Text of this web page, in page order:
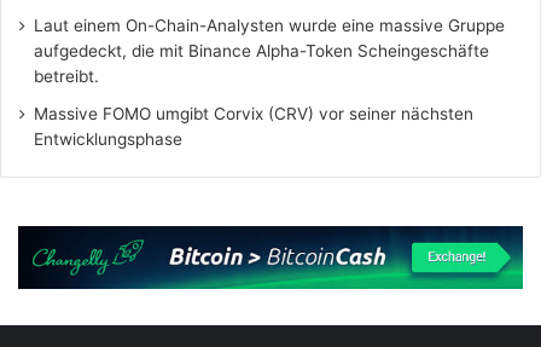
Laut einem On-Chain-Analysten wurde eine massive Gruppe
aufgedeckt, die mit Binance Alpha-Token Scheingeschäfte
betreibt.
Massive FOMO umgibt Corvix (CRV) vor seiner nächsten
Entwicklungsphase